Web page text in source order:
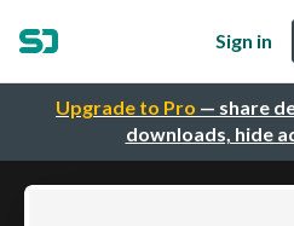
Upgrade to Pro — share
downloads, hide
Sign in